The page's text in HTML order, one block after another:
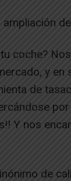
coche?
y en
de
Y nos
de